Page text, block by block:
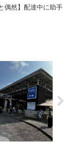
偶然】配達中に助手